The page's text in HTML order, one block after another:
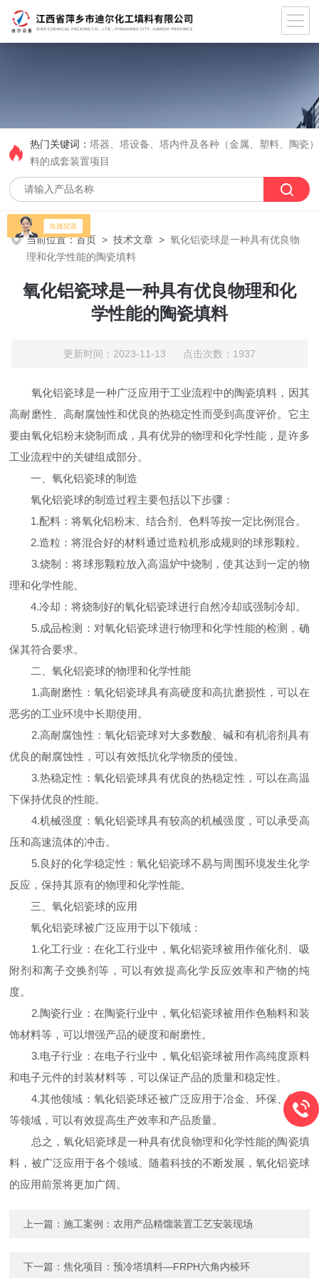
热门关键词：塔器、塔设备、塔内件及各种（金属、塑料、陶瓷
料的成套装置项目
当前位置：首页 >技术文章 >氧化铝瓷球是一种具有优良物
理和化学性能的陶瓷填料
氧化铝瓷球是一种具有优良物理和化
学性能的陶瓷填料
更新时间：2023-11-13 点击次数：1937
氧化铝瓷球是一种广泛应用于工业流程中的陶瓷填料，因其
高耐磨性、高耐腐蚀性和优良的热稳定性而受到高度评价。它主
要由氧化铝粉末烧制而成，具有优异的物理和化学性能，是许多
工业流程中的关键组成部分。
一、氧化铝瓷球的制造
氧化铝瓷球的制造过程主要包括以下步骤：
1.配料：将氧化铝粉末、结合剂、色料等按一定比例混合。
2.造粒：将混合好的材料通过造粒机形成规则的球形颗粒。
3.烧制：将球形颗粒放入高温炉中烧制，使其达到一定的物
理和化学性能。
4.冷却：将烧制好的氧化铝瓷球进行自然冷却或强制冷却。
5.成品检测：对氧化铝瓷球进行物理和化学性能的检测，确
保其符合要求。
二、氧化铝瓷球的物理和化学性能
1.高耐磨性：氧化铝瓷球具有高硬度和高抗磨损性，可以在
恶劣的工业环境中长期使用。
2.高耐腐蚀性：氧化铝瓷球对大多数酸、碱和有机溶剂具有
优良的耐腐蚀性，可以有效抵抗化学物质的侵蚀。
3.热稳定性：氧化铝瓷球具有优良的热稳定性，可以在高温
下保持优良的性能。
4.机械强度：氧化铝瓷球具有较高的机械强度，可以承受高
压和高速流体的冲击。
5.良好的化学稳定性：氧化铝瓷球不易与周围环境发生化学
反应，保持其原有的物理和化学性能。
三、氧化铝瓷球的应用
氧化铝瓷球被广泛应用于以下领域：
1.化工行业：在化工行业中，氧化铝瓷球被用作催化剂、吸
附剂和离子交换剂等，可以有效提高化学反应效率和产物的纯
度。
2.陶瓷行业：在陶瓷行业中，氧化铝瓷球被用作色釉料和装
饰材料等，可以增强产品的硬度和耐磨性。
3.电子行业：在电子行业中，氧化铝瓷球被用作高纯度原料
和电子元件的封装材料等，可以保证产品的质量和稳定性。
4.其他领域：氧化铝瓷球还被广泛应用于冶金、环保、能源
等领域，可以有效提高生产效率和产品质量。
总之，氧化铝瓷球是一种具有优良物理和化学性能的陶瓷填
料，被广泛应用于各个领域。随着科技的不断发展，氧化铝瓷球
的应用前景将更加广阔。
上一篇：施工案例：农用产品精馏装置工艺安装现场
下一篇：焦化项目：预冷塔填料—FRPH六角内棱环